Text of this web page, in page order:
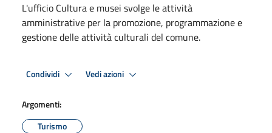
L'ufficio Cultura e musei svolge le attività
amministrative per la promozione, programmazione e
gestione delle attività culturali del comune.
Condividi Vedi azioni
Argomenti:
Turismo